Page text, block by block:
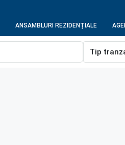
ANSAMBLURI REZIDENȚIALE
Tip